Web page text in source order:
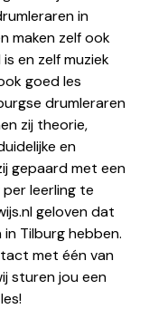
in
maken zelf ook
en zelf muziek
goed les
drumleraren
zij theorie,
en
gepaard met een
leerling te
geloven dat
Tilburg hebben.
met één van
sturen jou een